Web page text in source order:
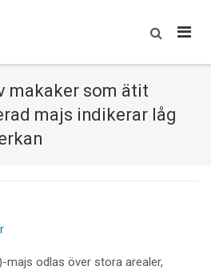
makaker som ätit
majs indikerar låg
majs odlas över stora arealer,